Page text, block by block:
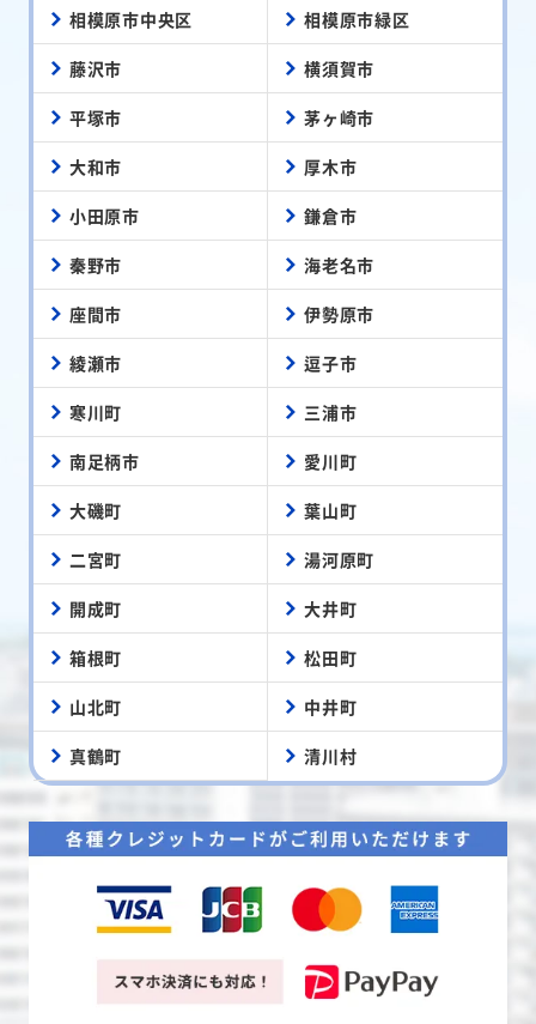
相模原市中央区 相模原市緑区
藤沢市 横須賀市
平塚市 茅ヶ崎市
大和市 厚木市
小田原市 鎌倉市
秦野市 海老名市
座間市 伊勢原市
綾瀬市 逗子市
寒川町 三浦市
南足柄市 愛川町
大磯町 葉山町
二宮町 湯河原町
開成町 大井町
箱根町 松田町
山北町 中井町
真鶴町 清川村